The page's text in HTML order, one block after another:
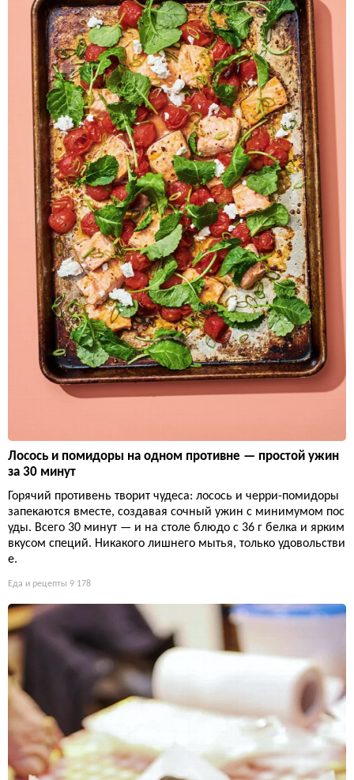
Лосось и помидоры на одном противне — простой ужин
за 30 минут
Горячий противень творит чудеса: лосось и черри-помидоры
запекаются вместе, создавая сочный ужин с минимумом пос
уды. Всего 30 минут — и на столе блюдо с 36 г белка и ярким
вкусом специй. Никакого лишнего мытья, только удовольстви
е.
Еда и рецепты 9 178